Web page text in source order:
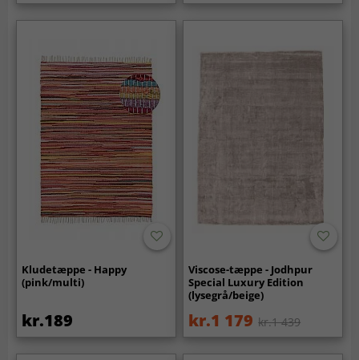
Kludetæppe - Happy
(pink/multi)
kr.189
Viscose-tæppe - Jodhpur
Special Luxury Edition
(lysegrå/beige)
kr.1 179 kr.1 439